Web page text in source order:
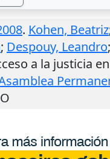
. Kohen, Beatriz
; Despouy, Leandro;
a la justicia